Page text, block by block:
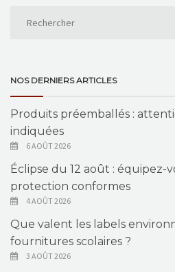
NOS DERNIERS ARTICLES
Produits préemballés :
indiquées
6 AOÛT 2026
Éclipse du 12 août : équipez-
protection conformes
4 AOÛT 2026
Que valent les labels
fournitures scolaires ?
3 AOÛT 2026